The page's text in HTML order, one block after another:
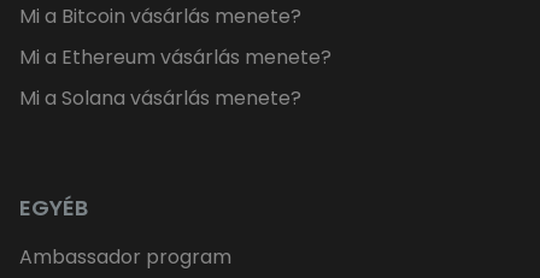
Mi a Bitcoin vásárlás menete?
Mi a Ethereum vásárlás menete?
Mi a Solana vásárlás menete?
EGYÉB
Ambassador program